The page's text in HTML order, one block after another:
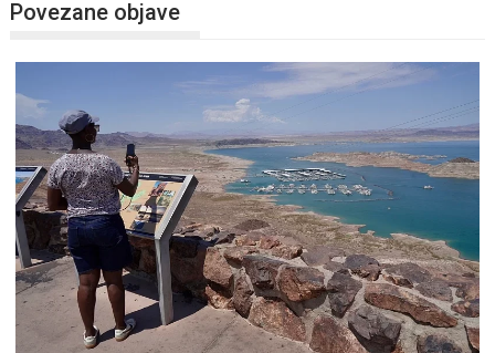
Povezane objave